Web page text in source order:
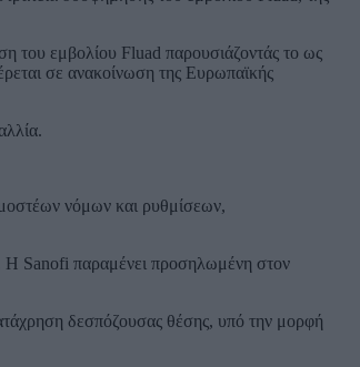
του εμβολίου Fluad παρουσιάζοντάς το ως
σε ανακοίνωση της Ευρωπαϊκής
νόμων και ρυθμίσεων,
Η Sanofi παραμένει προσηλωμένη στον
δεσπόζουσας θέσης, υπό την μορφή